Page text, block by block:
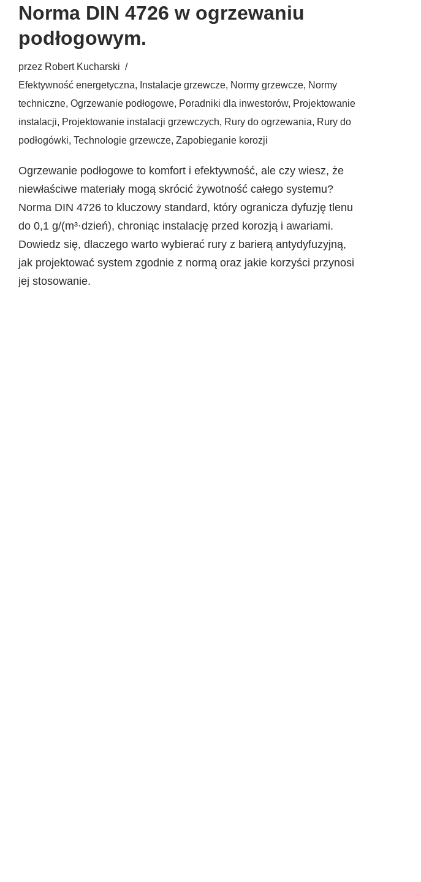
Norma DIN 4726 w ogrzewaniu
podłogowym.
przez Robert Kucharski
Efektywność energetyczna, Instalacje grzewcze, Normy grzewcze, Normy
techniczne, Ogrzewanie podłogowe, Poradniki dla inwestorów, Projektowanie
instalacji, Projektowanie instalacji grzewczych, Rury do ogrzewania, Rury do
podłogówki, Technologie grzewcze, Zapobieganie korozji
Ogrzewanie podłogowe to komfort i efektywność, ale czy wiesz, że
niewłaściwe materiały mogą skrócić żywotność całego systemu?
Norma DIN 4726 to kluczowy standard, który ogranicza dyfuzję tlenu
do 0,1 g/(m³·dzień), chroniąc instalację przed korozją i awariami.
Dowiedz się, dlaczego warto wybierać rury z barierą antydyfuzyjną,
jak projektować system zgodnie z normą oraz jakie korzyści przynosi
jej stosowanie.